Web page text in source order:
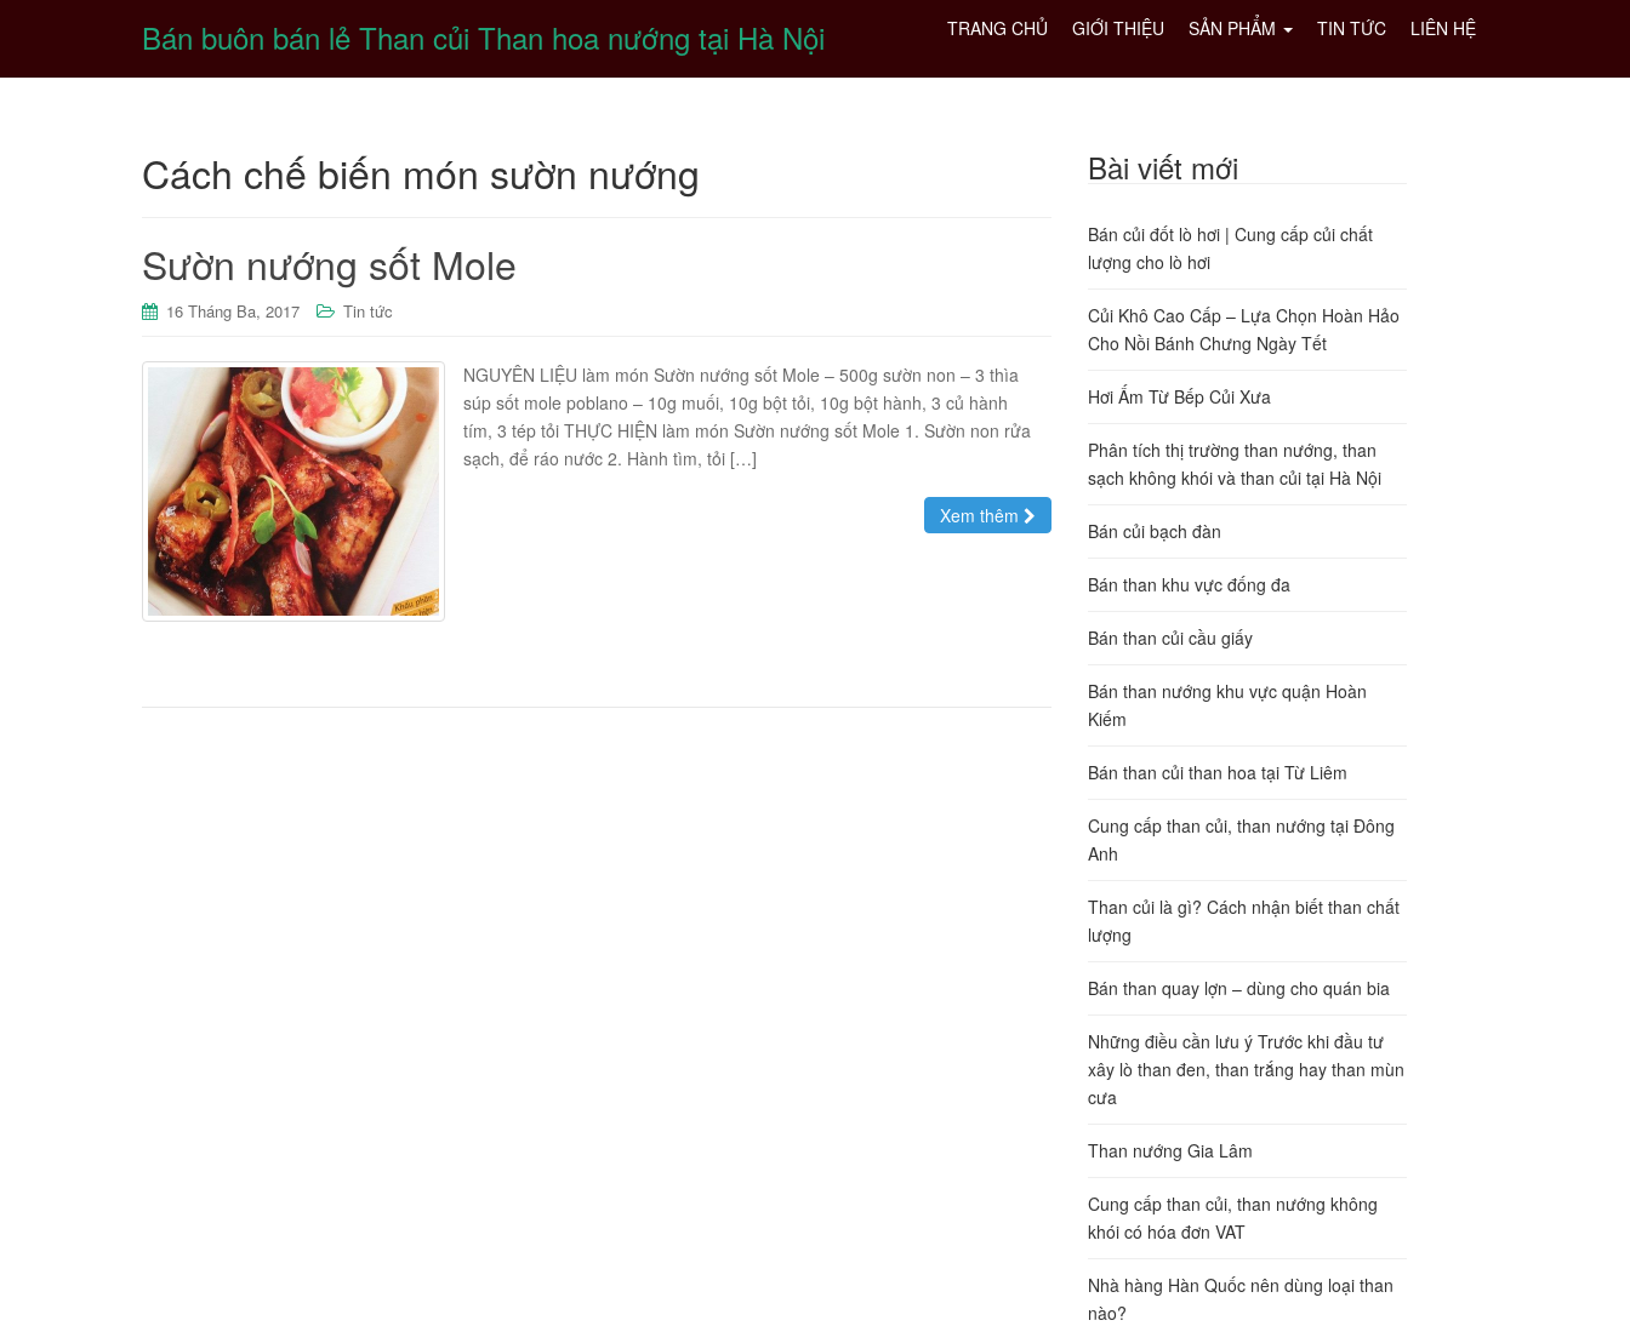
Bán buôn bán lẻ Than củi Than hoa nướng tại Hà Nội TRANG CHỦ GIỚI THIỆU SẢN PHẨM TIN TỨC LIÊN HỆ
Cách chế biến món sườn nướng
Sườn nướng sốt Mole
16 Tháng Ba, 2017 Tin tức
NGUYÊN LIỆU làm món Sườn nướng sốt Mole – 500g sườn non – 3 thìa
súp sốt mole poblano – 10g muối, 10g bột tỏi, 10g bột hành, 3 củ hành
tím, 3 tép tỏi THỰC HIỆN làm món Sườn nướng sốt Mole 1. Sườn non rửa
sạch, để ráo nước 2. Hành tìm, tỏi […]
Xem thêm
Bài viết mới
Bán củi đốt lò hơi | Cung cấp củi chất
lượng cho lò hơi
Củi Khô Cao Cấp – Lựa Chọn Hoàn Hảo
Cho Nồi Bánh Chưng Ngày Tết
Hơi Ấm Từ Bếp Củi Xưa
Phân tích thị trường than nướng, than
sạch không khói và than củi tại Hà Nội
Bán củi bạch đàn
Bán than khu vực đống đa
Bán than củi cầu giấy
Bán than nướng khu vực quận Hoàn
Kiếm
Bán than củi than hoa tại Từ Liêm
Cung cấp than củi, than nướng tại Đông
Anh
Than củi là gì? Cách nhận biết than chất
lượng
Bán than quay lợn – dùng cho quán bia
Những điều cần lưu ý Trước khi đầu tư
xây lò than đen, than trắng hay than mùn
cưa
Than nướng Gia Lâm
Cung cấp than củi, than nướng không
khói có hóa đơn VAT
Nhà hàng Hàn Quốc nên dùng loại than
nào?